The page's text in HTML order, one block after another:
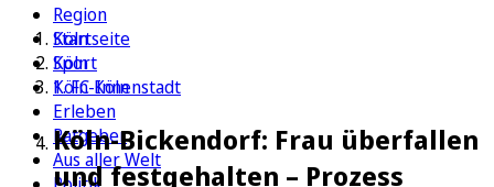
Region
Köln
Sport
1. FC Köln
Erleben
Ratgeber
Aus aller Welt
Startseite
Köln
Köln-Innenstadt
Köln-Bickendorf: Frau überfallen
und festgehalten – Prozess